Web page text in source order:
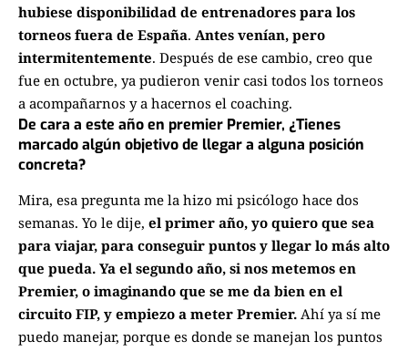
hubiese disponibilidad de entrenadores para los
torneos fuera de España. Antes venían, pero
intermitentemente. Después de ese cambio, creo que
fue en octubre, ya pudieron venir casi todos los torneos
a acompañarnos y a hacernos el coaching.
De cara a este año en premier Premier, ¿Tienes
marcado algún objetivo de llegar a alguna posición
concreta?
Mira, esa pregunta me la hizo mi psicólogo hace dos
semanas. Yo le dije, el primer año, yo quiero que sea
para viajar, para conseguir puntos y llegar lo más alto
que pueda. Ya el segundo año, si nos metemos en
Premier, o imaginando que se me da bien en el
circuito FIP, y empiezo a meter Premier. Ahí ya sí me
puedo manejar, porque es donde se manejan los puntos